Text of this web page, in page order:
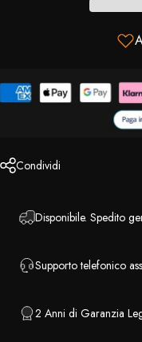
Condividi
Disponibile. Spedito
Supporto telefonico
2 Anni di Garanzia